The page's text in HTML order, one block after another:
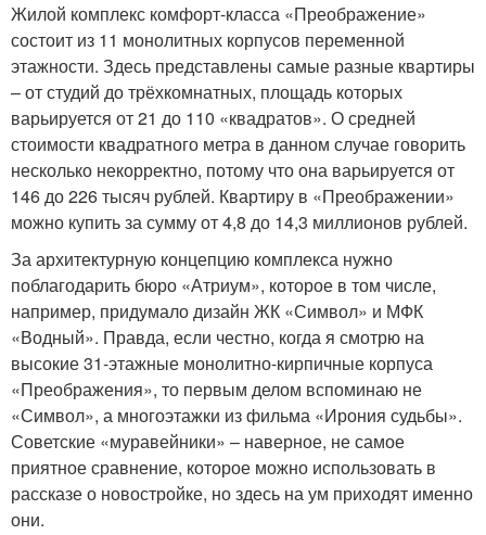
Жилой комплекс комфорт-класса «Преображение»
состоит из 11 монолитных корпусов переменной
этажности. Здесь представлены самые разные квартиры
– от студий до трёхкомнатных, площадь которых
варьируется от 21 до 110 «квадратов». О средней
стоимости квадратного метра в данном случае говорить
несколько некорректно, потому что она варьируется от
146 до 226 тысяч рублей. Квартиру в «Преображении»
можно купить за сумму от 4,8 до 14,3 миллионов рублей.
За архитектурную концепцию комплекса нужно
поблагодарить бюро «Атриум», которое в том числе,
например, придумало дизайн ЖК «Символ» и МФК
«Водный». Правда, если честно, когда я смотрю на
высокие 31-этажные монолитно-кирпичные корпуса
«Преображения», то первым делом вспоминаю не
«Символ», а многоэтажки из фильма «Ирония судьбы».
Советские «муравейники» – наверное, не самое
приятное сравнение, которое можно использовать в
рассказе о новостройке, но здесь на ум приходят именно
они.